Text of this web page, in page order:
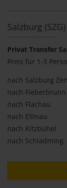
Salzburg
Privat Transfer
Preis für 1-3
nach Salzburg
nach Fieberbrunn
nach Flachau
nach Ellmau
nach Kitzbühel
nach Schladming